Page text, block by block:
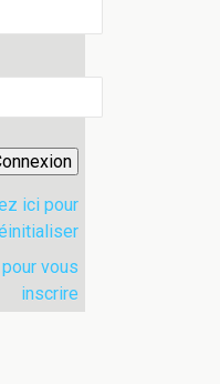
ici pour
vous
inscrire